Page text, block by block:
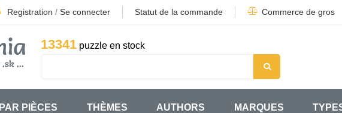
Registration / Se connecter Statut de la commande Commerce de gros
13341 puzzle en stock
PAR PIÈCES THÈMES AUTHORS MARQUES